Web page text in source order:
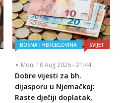
BOSNA I HERCEGOVINA SVIJET
Mon, 10 Aug 2026 - 21:44
Dobre vijesti za bh.
dijasporu u Njemačkoj:
Raste dječiji doplatak,